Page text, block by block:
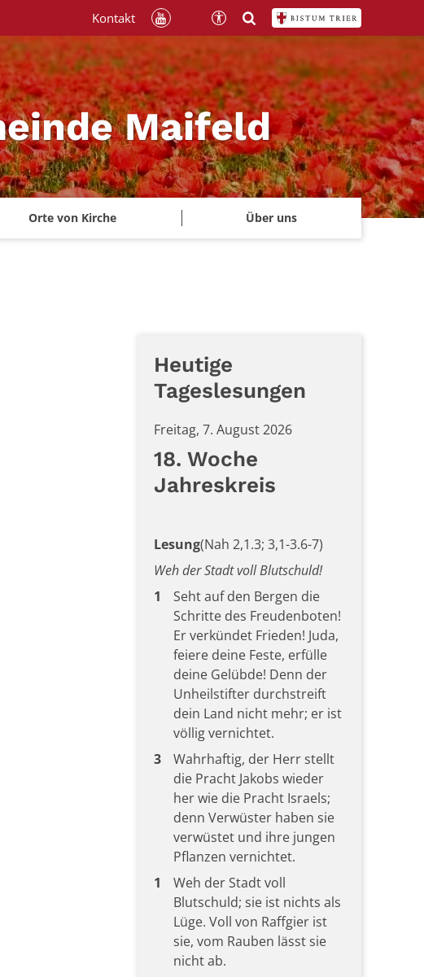
Maifeld
Orte von Kirche Über uns
Kontakt
Heutige
Tageslesungen
Freitag, 7. August 2026
18. Woche
Jahreskreis
Lesung(Nah 2,1.3; 3,1-3.6-7)
Weh der Stadt voll Blutschuld!
1
Seht auf den Bergen die
Schritte des Freudenboten!
Er verkündet Frieden! Juda,
feiere deine Feste, erfülle
deine Gelübde! Denn der
Unheilstifter durchstreift
dein Land nicht mehr; er ist
völlig vernichtet.
3
Wahrhaftig, der Herr stellt
die Pracht Jakobs wieder
her wie die Pracht Israels;
denn Verwüster haben sie
verwüstet und ihre jungen
Pflanzen vernichtet.
1
Weh der Stadt voll
Blutschuld; sie ist nichts als
Lüge. Voll von Raffgier ist
sie, vom Rauben lässt sie
nicht ab.